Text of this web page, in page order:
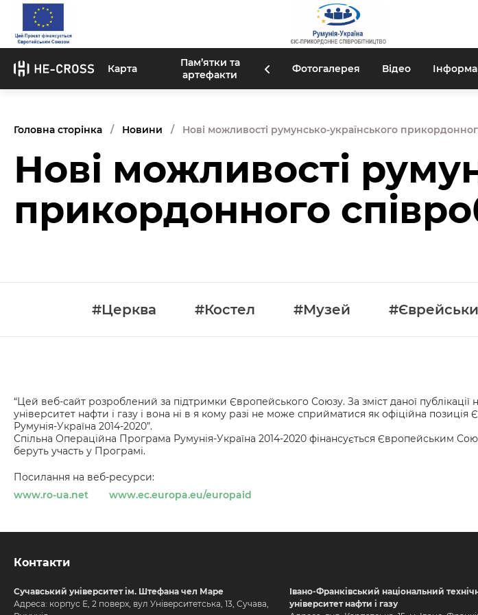
Карта
Пам’ятки та
артефакти
Фотогалерея Відео
Головна сторінка Новини Нові можливості румунсько-українського
Нові можливості
прикордонного
#Церква #Костел #Музей
“Цей веб-сайт розроблений за підтримки Європейського Союзу. За зміст даної публікації
університет нафти і газу і вона ні в я кому разі не може сприйматися як офіційна
Румунія-Україна 2014-2020”.
Спільна Операційна Програма Румунія-Україна 2014-2020 фінансується Європейським
беруть участь у Програмі.
Посилання на веб-ресурси:
www.ro-ua.net
www.ec.europa.eu/europaid
Контакти
Сучавський університет ім. Штефана чел Маре
Адреса: корпус Е, 2 поверх, вул Університетська, 13, Сучава,
Івано-Франківський національний
університет нафти і газу